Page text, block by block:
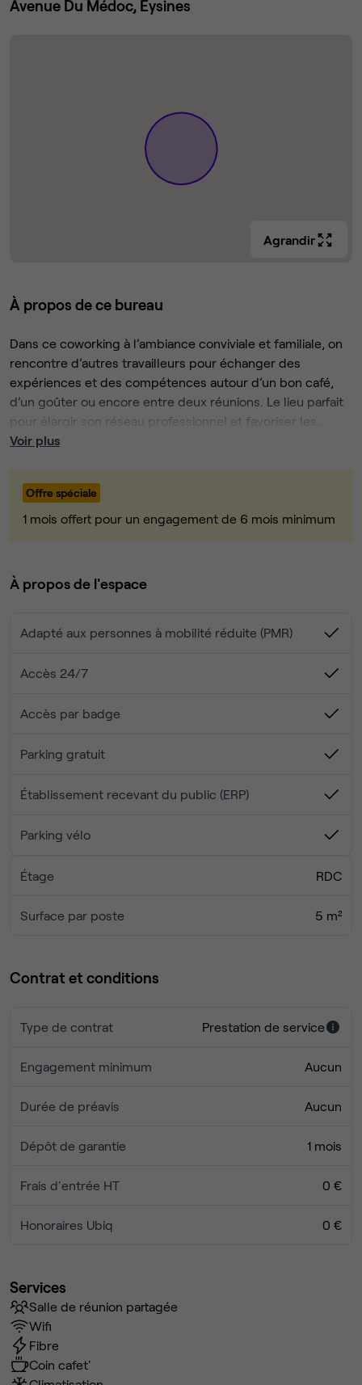
Avenue Du Médoc, Eysines
Agrandir
À propos de ce bureau
Dans ce coworking à l’ambiance conviviale et familiale, on
rencontre d’autres travailleurs pour échanger des
expériences et des compétences autour d’un bon café,
d’un goûter ou encore entre deux réunions. Le lieu parfait
pour élargir son réseau professionnel et favoriser les
interactions dans la bienveillance et le respect.
équipées, un open-space, un espace restauration sur
place.
priorité !
Voir plus
Offre spéciale
1 mois offert pour un engagement de 6 mois minimum
À propos de l'espace
Adapté aux personnes à mobilité réduite (PMR)
Accès 24/7
Accès par badge
Parking gratuit
Établissement recevant du public (ERP)
Parking vélo
Étage RDC
Surface par poste 5 m²
Contrat et conditions
Type de contrat Prestation de service
Engagement minimum Aucun
Durée de préavis Aucun
Dépôt de garantie 1 mois
Frais d'entrée HT 0 €
Honoraires Ubiq 0 €
Services
Salle de réunion partagée
Wifi
Fibre
Coin cafet'